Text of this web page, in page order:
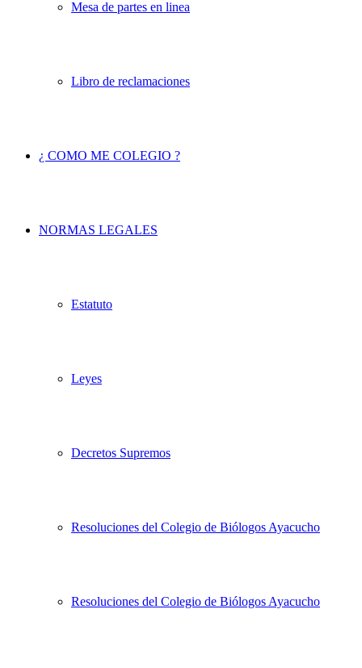
Mesa de partes en linea
Libro de reclamaciones
¿ COMO ME COLEGIO ?
NORMAS LEGALES
Estatuto
Leyes
Decretos Supremos
Resoluciones del Colegio de Biólogos Ayacucho
Resoluciones del Colegio de Biólogos Ayacucho